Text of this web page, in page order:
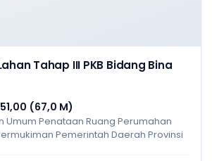
Tahap III PKB Bidang Bina
(67,0 M)
Umum Penataan Ruang Perumahan
Pemerintah Daerah Provinsi